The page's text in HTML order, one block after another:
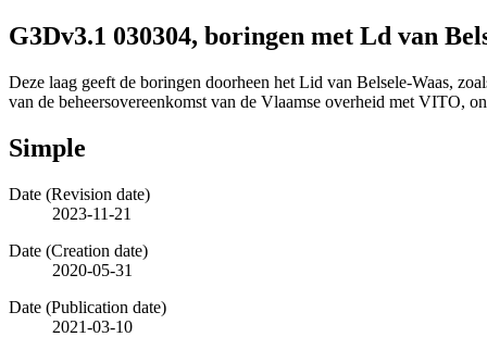
G3Dv3.1 030304, boringen met Ld van
Deze laag geeft de boringen doorheen het Lid van Belsele-Waas,
van de beheersovereenkomst van de Vlaamse overheid met VITO,
Simple
Date (Revision date)
2023-11-21
Date (Creation date)
2020-05-31
Date (Publication date)
2021-03-10